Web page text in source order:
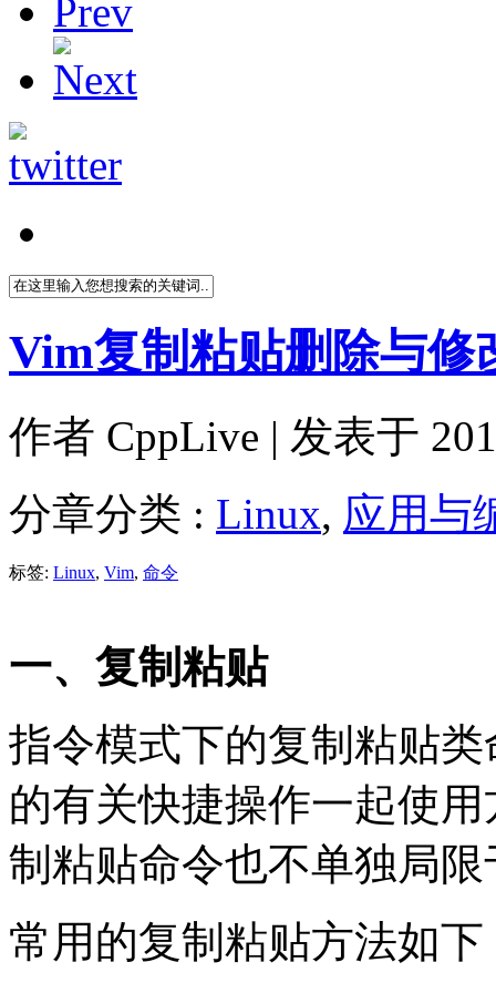
Vim复制粘贴删除与修
作者 CppLive | 发表于
分章分类 : Linux, 应用与
标签: Linux, Vim, 命令
一、复制粘贴
指令模式下的复制粘贴
的有关快捷操作一起使
制粘贴命令也不单独局
常用的复制粘贴方法如下